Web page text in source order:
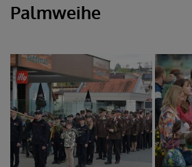
Palmweihe